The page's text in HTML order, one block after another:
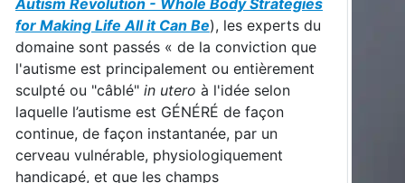
Autism Revolution - Whole Body Strategies
for Making Life All it Can Be), les experts du
domaine sont passés « de la conviction que
l'autisme est principalement ou entièrement
sculpté ou "câblé" in utero à l'idée selon
laquelle l’autisme est GÉNÉRÉ de façon
continue, de façon instantanée, par un
cerveau vulnérable, physiologiquement
handicapé, et que les champs